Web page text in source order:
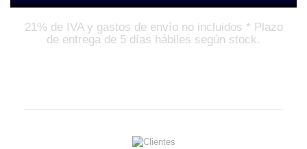
21% de IVA y gastos de envío no incluidos * Plazo
de entrega de 5 días hábiles según stock.